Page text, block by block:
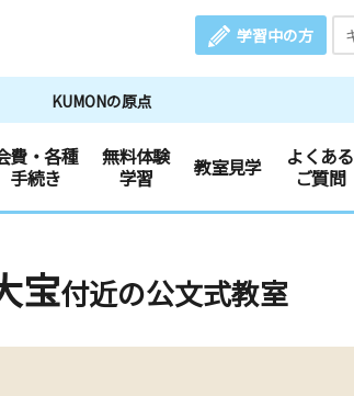
学習中の方
KUMONの原点
費・各種
手続き
無料体験
学習
教室見学
よくある
ご質問
宝付近の公文式教室